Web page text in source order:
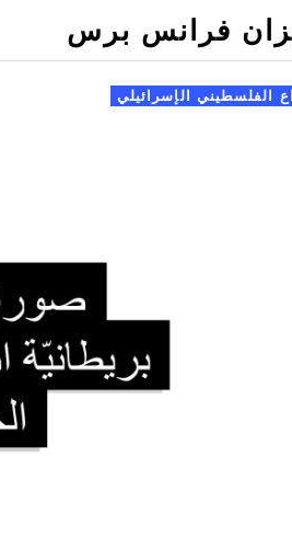
فرانس برس
الفلسطيني الإسرائيلي